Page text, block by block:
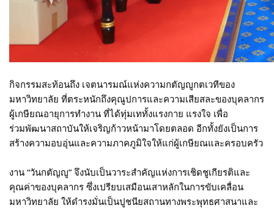
กิจกรรมสะท้อนถึง เจตนารมณ์แห่งความกตัญญูกตเวทีของ
มหาวิทยาลัย ที่ตระหนักถึงคุณูปการและความเสียสละของบุคลากร
ผู้เกษียณอายุการทำงาน ที่ได้ทุ่มเททั้งแรงกาย แรงใจ เพื่อ
ร่วมพัฒนาสถาบันให้เจริญก้าวหน้ามาโดยตลอด อีกทั้งยังเป็นการ
สร้างความอบอุ่นและความภาคภูมิใจให้แก่ผู้เกษียณและครอบครัว
งาน “วันกตัญญู” จึงนับเป็นวาระสำคัญแห่งการเชิดชูเกียรติและ
คุณค่าของบุคลากร ซึ่งเปรียบเสมือนเสาหลักในการขับเคลื่อน
มหาวิทยาลัย ให้ดำรงมั่นเป็นปูชนียสถานทางพระพุทธศาสนาและ